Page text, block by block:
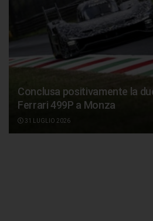
Conclusa positivamente la
Ferrari 499P a Monza
31 LUGLIO 2026